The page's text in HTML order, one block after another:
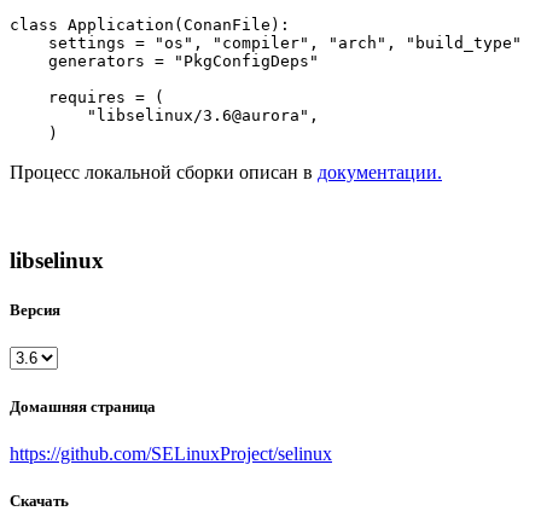
class Application ( ConanFile ):
    settings =
"os" , "compiler" , "arch" ,
"build_type"
    generators =
"PkgConfigDeps"
    requires = (
"libselinux/3.6@aurora" ,
Процесс локальной сборки описан в документации.
libselinux
Версия
Домашняя страница
https://github.com/SELinuxProject/selinux
Скачать